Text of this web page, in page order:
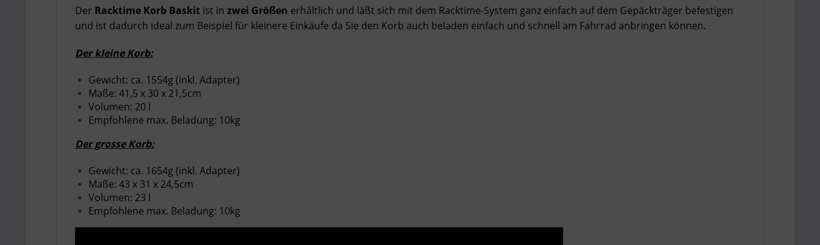
Der Racktime Korb Baskit ist in zwei Größen erhältlich und läßt sich mit dem Racktime-System ganz einfach auf dem Gepäckträger befestigen
und ist dadurch ideal zum Beispiel für kleinere Einkäufe da Sie den Korb auch beladen einfach und schnell am Fahrrad anbringen können.
Der kleine Korb:
Gewicht: ca. 1554g (inkl. Adapter)
Maße: 41,5 x 30 x 21,5cm
Volumen: 20 l
Empfohlene max. Beladung: 10kg
Der grosse Korb:
Gewicht: ca. 1654g (inkl. Adapter)
Maße: 43 x 31 x 24,5cm
Volumen: 23 l
Empfohlene max. Beladung: 10kg